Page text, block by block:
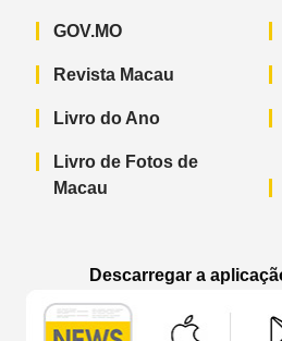
GOV.MO
Revista Macau
Livro do Ano
Livro de Fotos de
Macau
Descarregar a